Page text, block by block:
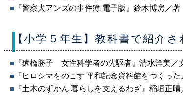
『警察犬アンズの事件簿 電子版』鈴木博房
【小学５年生】教科書で紹介
『猿橋勝子 女性科学者の先駆者』清水洋美
『ヒロシマをのこす 平和記念資料館をつく
『土木のずかん 暮らしを支えるわざ』稲垣